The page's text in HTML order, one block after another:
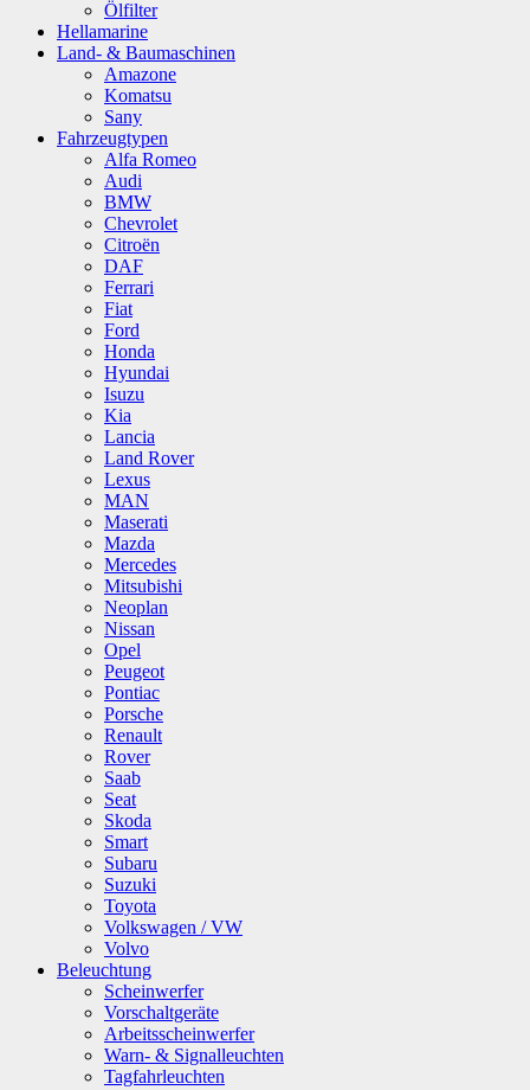
Ölfilter
Hellamarine
Land- & Baumaschinen
Amazone
Komatsu
Sany
Fahrzeugtypen
Alfa Romeo
Audi
BMW
Chevrolet
Citroën
DAF
Ferrari
Fiat
Ford
Honda
Hyundai
Isuzu
Kia
Lancia
Land Rover
Lexus
MAN
Maserati
Mazda
Mercedes
Mitsubishi
Neoplan
Nissan
Opel
Peugeot
Pontiac
Porsche
Renault
Rover
Saab
Seat
Skoda
Smart
Subaru
Suzuki
Toyota
Volkswagen / VW
Volvo
Beleuchtung
Scheinwerfer
Vorschaltgeräte
Arbeitsscheinwerfer
Warn- & Signalleuchten
Tagfahrleuchten